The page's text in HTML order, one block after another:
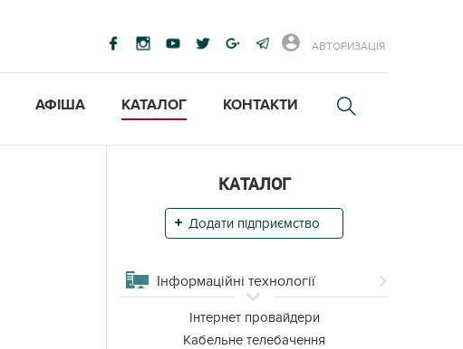
АВТОРИЗАЦІЯ
АФІША КАТАЛОГ КОНТАКТИ
КАТАЛОГ
Додати підприємство
Інформаційні технології
Iнтернет провайдери
Кабельне телебачення